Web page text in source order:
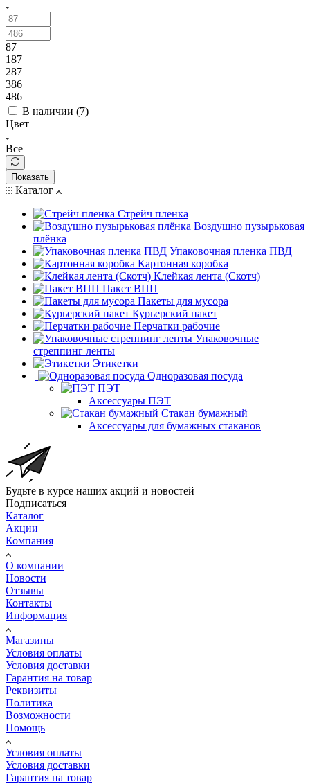
87
187
287
386
486
В наличии (7)
Цвет
Все
Показать
Каталог
Стрейч пленка
Воздушно пузырьковая
плёнка
Упаковочная пленка ПВД
Картонная коробка
Клейкая лента (Скотч)
Пакет ВПП
Пакеты для мусора
Курьерский пакет
Перчатки рабочие
Упаковочные
стреппинг ленты
Этикетки
Одноразовая посуда
ПЭТ
Аксессуары ПЭТ
Стакан бумажный
Аксессуары для бумажных стаканов
Будьте в курсе наших акций и новостей
Подписаться
Каталог
Акции
Компания
О компании
Новости
Отзывы
Контакты
Информация
Магазины
Условия оплаты
Условия доставки
Гарантия на товар
Реквизиты
Политика
Возможности
Помощь
Условия оплаты
Условия доставки
Гарантия на товар